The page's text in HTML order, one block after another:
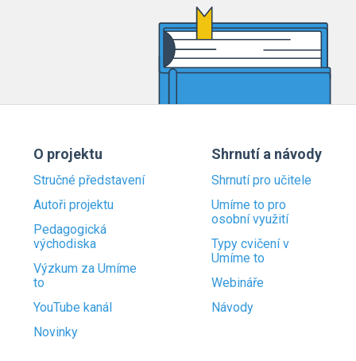
O projektu
Stručné představení
Autoři projektu
Pedagogická
východiska
Výzkum za Umíme
to
YouTube kanál
Novinky
Shrnutí a návody
Shrnutí pro učitele
Umíme to pro
osobní využití
Typy cvičení v
Umíme to
Webináře
Návody